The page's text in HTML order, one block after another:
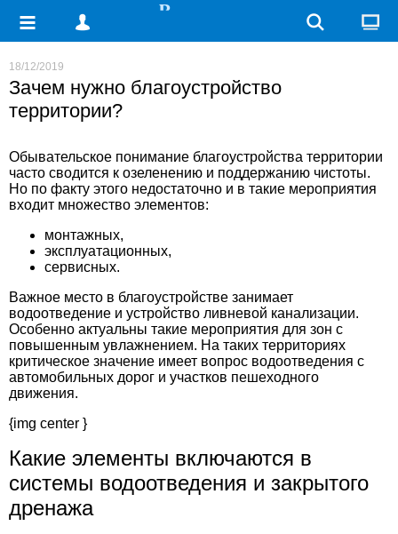
18/12/2019
Зачем нужно благоустройство
территории?
Обывательское понимание благоустройства территории
часто сводится к озеленению и поддержанию чистоты.
Но по факту этого недостаточно и в такие мероприятия
входит множество элементов:
монтажных,
эксплуатационных,
сервисных.
Важное место в благоустройстве занимает
водоотведение и устройство ливневой канализации.
Особенно актуальны такие мероприятия для зон с
повышенным увлажнением. На таких территориях
критическое значение имеет вопрос водоотведения с
автомобильных дорог и участков пешеходного
движения.
{img center }
Какие элементы включаются в
системы водоотведения и закрытого
дренажа